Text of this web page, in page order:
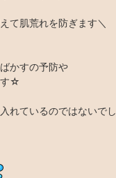
て肌荒れを防ぎます＼
かすの予防や
す☆
れているのではないでし